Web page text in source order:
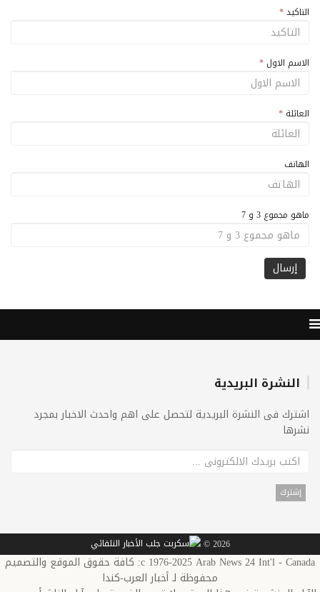
التاكيد*
الاسم الاول *
العائلة *
الهاتف
ماهو مجموع 3 و 7
النشرة البريدية
اشترك فى النشرة البريدية لتحصل على اهم واحدث الاخبار بمجرد
نشرها
2026 ©
c 1976-2025 Arab News 24 Int'l - Canada: كافة حقوق الموقع والتصميم
محفوظة لـ أخبار العرب-كندا